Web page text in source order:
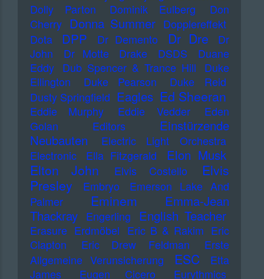
Dolly Parton
Dominik Eulberg
Don
Cherry Donna Summer Dopplereffekt
Dota
DPP Dr Demento Dr Dre
Dr
John
Dr Motte Drake DSDS
Duane
Eddy
Dub Spencer & Trance Hill
Duke
Ellington
Duke Pearson
Duke Reid
Dusty Springfield Eagles Ed Sheeran
Eddie Murphy Eddie Vedder
Eden
Golan
Editors
Einstürzende
Neubauten
Electric Light Orchestra
Electronic
Ella Fitzgerald Elon Musk
Elton John Elvis Costello
Elvis
Presley
Embryo
Emerson Lake And
Palmer
Eminem
Emma-Jean
Thackray
Engerling English Teacher
Erasure Erdmöbel Eric B & Rakim Eric
Clapton
Eric Drew Feldman
Erste
Allgemeine Verunsicherung
ESC
Etta
James
Eugen Cicero
Eurythmics